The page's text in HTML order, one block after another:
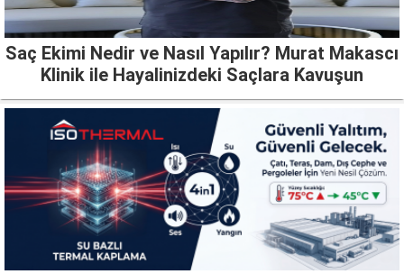
Saç Ekimi Nedir ve Nasıl Yapılır? Murat Makascı
Klinik ile Hayalinizdeki Saçlara Kavuşun